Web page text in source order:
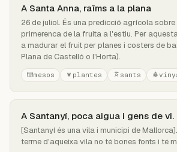
A Santa Anna, raïms a la plana
26 de juliol. És una predicció agrícola
primerenca de la fruita a l'estiu. Per
a madurar el fruit per planes i costers de
Plana de Castelló o l'Horta).
mesos plantes sants
A Santanyí, poca aigua i gens de vi.
[Santanyí és una vila i municipi de
terme d'aqueixa vila no té bones fonts i té